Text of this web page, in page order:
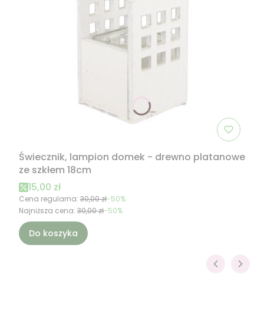
Świecznik, lampion domek - drewno platanowe
ze szkłem 18cm
Cena promocyjna
15,00 zł
Cena regularna: 30,00 zł-50%
Najniższa cena: 30,00 zł-50%
Do koszyka